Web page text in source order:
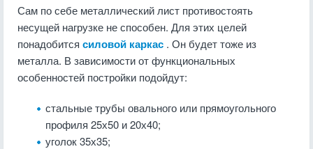
Сам по себе металлический лист противостоять
несущей нагрузке не способен. Для этих целей
понадобится силовой каркас . Он будет тоже из
металла. В зависимости от функциональных
особенностей постройки подойдут:
стальные трубы овального или прямоугольного
профиля 25х50 и 20х40;
уголок 35х35;